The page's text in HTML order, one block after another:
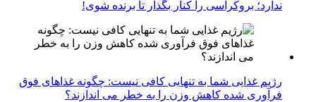
ندارد؛ بروکراسی را کنار بگذار تا برنده شوی!
رژیم غذایی شما به تنهایی کافی نیست: چگونه غذاهای فوق
فرآوری شده کاهش وزن را به خطر می اندازند؟